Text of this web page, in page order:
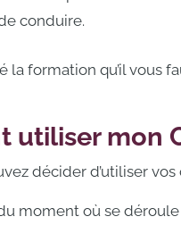
conduire.
la formation qu’il vous
utiliser mon
décider d’utiliser
moment où se